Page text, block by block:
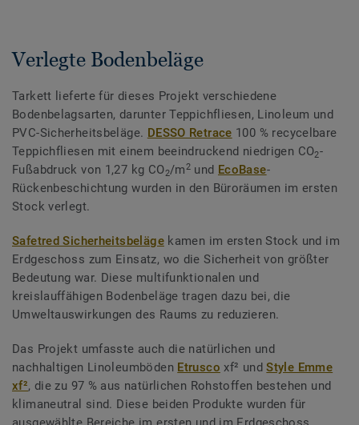
Verlegte Bodenbeläge
Tarkett lieferte für dieses Projekt verschiedene
Bodenbelagsarten, darunter Teppichfliesen, Linoleum und
PVC-Sicherheitsbeläge. DESSO Retrace 100 % recycelbare
Teppichfliesen mit einem beeindruckend niedrigen CO2-
Fußabdruck von 1,27 kg CO2/m2 und EcoBase-
Rückenbeschichtung wurden in den Büroräumen im ersten
Stock verlegt.
Safetred Sicherheitsbelägekamen im ersten Stock und im
Erdgeschoss zum Einsatz, wo die Sicherheit von größter
Bedeutung war. Diese multifunktionalen und
kreislauffähigen Bodenbeläge tragen dazu bei, die
Umweltauswirkungen des Raums zu reduzieren.
Das Projekt umfasste auch die natürlichen und
nachhaltigen Linoleumböden Etrusco xf² undStyle Emme
xf², die zu 97 % aus natürlichen Rohstoffen bestehen und
klimaneutral sind. Diese beiden Produkte wurden für